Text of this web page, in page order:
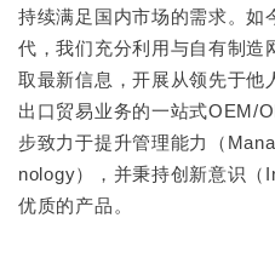
持续满足国内市场的需求。如
代，我们充分利用与自有制造
取最新信息，开展从领先于他
出口贸易业务的一站式OEM/
步致力于提升管理能力（
nology），并秉持创新意识（
优质的产品。